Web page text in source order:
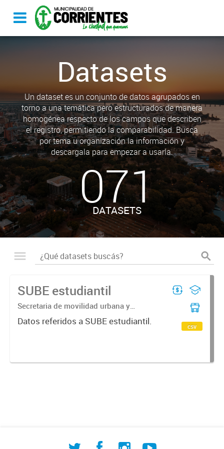
Datasets
Un dataset es un conjunto de datos agrupados en
torno a una temática pero estructurados de manera
homogénea respecto de los campos que describen
el registro, permitiendo la comparabilidad. Busca
por tema u organización la información y
descargala para empezar a usarla.
071
DATASETS
SUBE estudiantil
Secretaria de movilidad urbana y
seguridad ciudadana | Subsecretaria de
transporte | Direccion general de
Datos referidos a SUBE estudiantil. csv